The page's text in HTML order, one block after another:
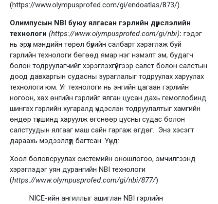
(https://www.olympusprofed.com/gi/endoatlas/873/).
Олимпусын NBI буюу ялгасан гэрлийн дүрслэлийн
технологи (https://www.olympusprofed.com/gi/nbi): гэдэг
нь эрүүл мэндийн төрөл бүрийн салбарт хэрэглэж буй
гэрлийн технологи бөгөөд ямар нэг нэмэлт эм, будагч
болон тодруулагчийг хэрэглэхгүйгээр салст болон салстын
доод давхаргын судасны зураглалыг тодруулах харуулах
технологи юм. Уг технологи нь энгийн цагаан гэрлийн
ногоон, хөх өнгийн гэрлийг ялган цусан дахь гемоглобинд
шингэх гэрлийн хугаралд үндэслэн тодруулалтыг хамгийн
өндөр түвшинд харуулж өгснөөр цусны судас болон
салстуудын ялгааг маш сайн гаргаж өгдөг. Энэ хэсэгт
дараахь мэдээллүүд багтсан. Үүнд:
Хоол боловсруулах системийн оношлогоо, эмчилгээнд
хэрэглэдэг уян дурангийн NBI технологи
(https://www.olympusprofed.com/gi/nbi/877/)
NICE-ийн ангиллыг ашиглан NBI гэрлийн